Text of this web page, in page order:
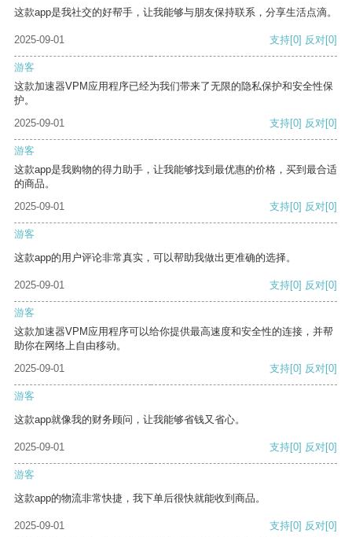
这款app是我社交的好帮手，让我能够与朋友保持联系，分享生活点滴。
2025-09-01 支持[0] 反对[0]
游客
这款加速器VPM应用程序已经为我们带来了无限的隐私保护和安全性保
护。
2025-09-01
支持[0] 反对[0]
游客
这款app是我购物的得力助手，让我能够找到最优惠的价格，买到最合适
的商品。
2025-09-01
支持[0] 反对[0]
游客
这款app的用户评论非常真实，可以帮助我做出更准确的选择。
2025-09-01 支持[0] 反对[0]
游客
这款加速器VPM应用程序可以给你提供最高速度和安全性的连接，并帮
助你在网络上自由移动。
2025-09-01
支持[0] 反对[0]
游客
这款app就像我的财务顾问，让我能够省钱又省心。
2025-09-01 支持[0] 反对[0]
游客
这款app的物流非常快捷，我下单后很快就能收到商品。
2025-09-01 支持[0] 反对[0]